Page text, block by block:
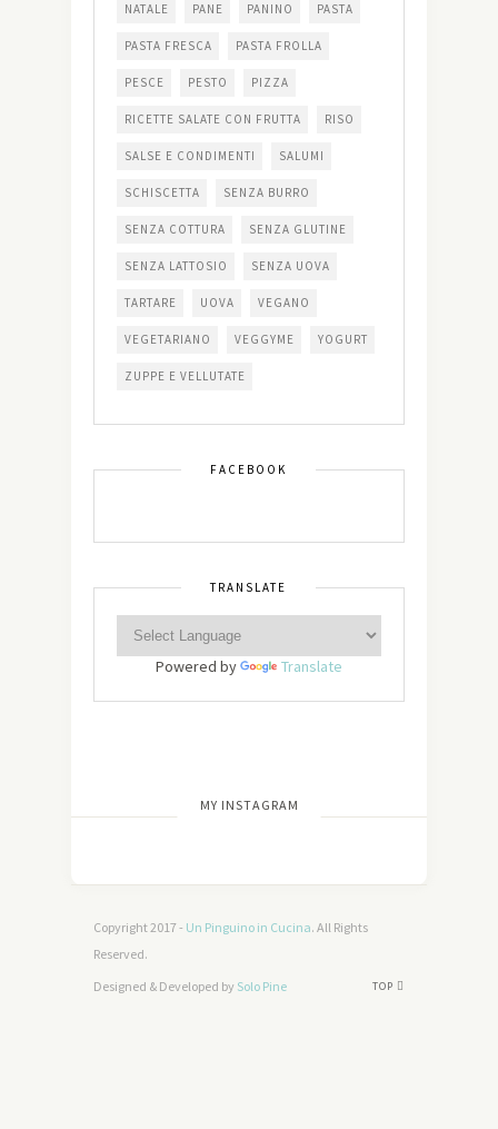
NATALE PANE PANINO PASTA
PASTA FRESCA PASTA FROLLA
PESCE PESTO PIZZA
RICETTE SALATE CON FRUTTA RISO
SALSE E CONDIMENTI SALUMI
SCHISCETTA SENZA BURRO
SENZA COTTURA SENZA GLUTINE
SENZA LATTOSIO SENZA UOVA
TARTARE UOVA VEGANO
VEGETARIANO VEGGYME YOGURT
ZUPPE E VELLUTATE
FACEBOOK
TRANSLATE
Powered by Translate
MY INSTAGRAM
[wdi_feed id=”2″]
Copyright 2017 - Un Pinguino in Cucina. All Rights
Reserved.
TOP
Designed & Developed by Solo Pine